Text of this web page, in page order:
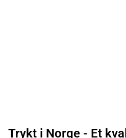
Trykt i Norge - Et